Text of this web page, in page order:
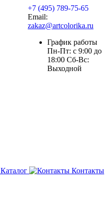
+7 (495) 789-75-65
Email:
zakaz@artcolorika.ru
График работы
Пн-Пт: с 9:00 до
18:00 Сб-Вс:
Выходной
Каталог Контакты